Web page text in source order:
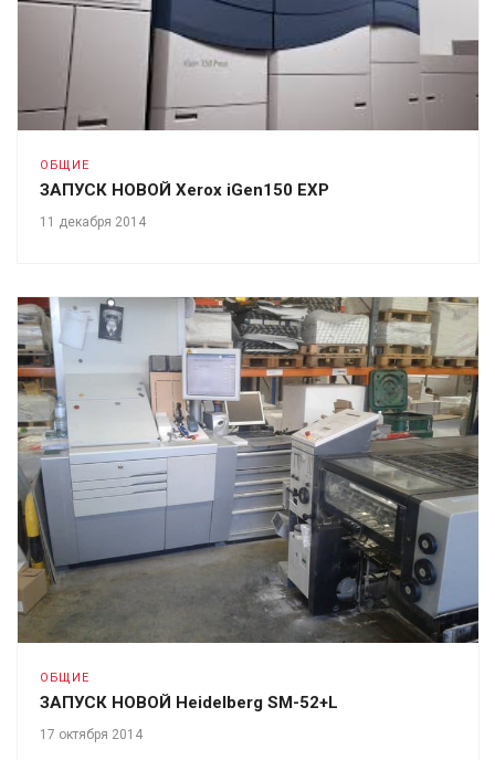
ОБЩИЕ
ЗАПУСК НОВОЙ Xerox iGen150 EXP
11 декабря 2014
ОБЩИЕ
ЗАПУСК НОВОЙ Heidelberg SM-52+L
17 октября 2014